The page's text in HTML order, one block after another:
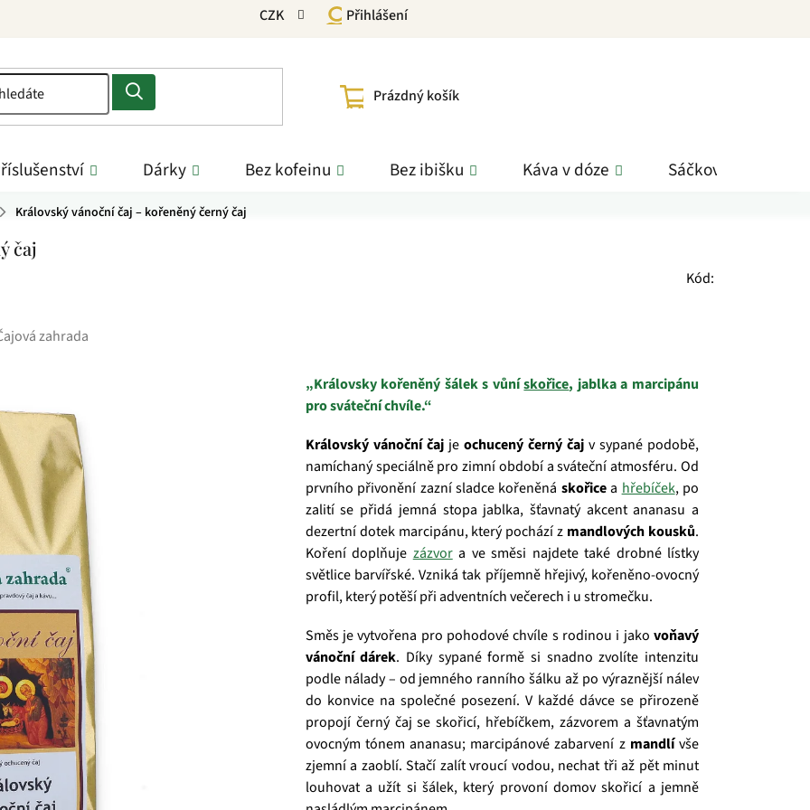
CZK Přihlášení
NÁKUPNÍ
Prázdný košík
Dárky Bez kofeinu Bez ibišku Káva v dóze Sáčkové čaje
Královský vánoční čaj – kořeněný černý čaj
čaj
Kód:
zahrada
„Královsky kořeněný šálek s vůnískořice, jablka a marcipánu
pro sváteční chvíle.“
Královský vánoční čajje ochucený černý čajv sypané podobě,
namíchaný speciálně pro zimní období a sváteční atmosféru. Od
prvního přivonění zazní sladce kořeněná skořicea hřebíček, po
zalití se přidá jemná stopa jablka, šťavnatý akcent ananasu a
dezertní dotek marcipánu, který pochází z mandlových kousků.
Koření doplňuje zázvora ve směsi najdete také drobné lístky
světlice barvířské. Vzniká tak příjemně hřejivý, kořeněno‑ovocný
profil, který potěší při adventních večerech i u stromečku.
Směs je vytvořena pro pohodové chvíle s rodinou i jako voňavý
vánoční dárek. Díky sypané formě si snadno zvolíte intenzitu
podle nálady – od jemného ranního šálku až po výraznější nálev
do konvice na společné posezení. V každé dávce se přirozeně
propojí černý čaj se skořicí, hřebíčkem, zázvorem a šťavnatým
ovocným tónem ananasu; marcipánové zabarvení z mandlívše
zjemní a zaoblí. Stačí zalít vroucí vodou, nechat tři až pět minut
louhovat a užít si šálek, který provoní domov skořicí a jemně